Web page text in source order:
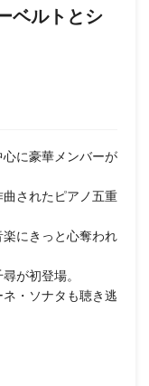
ベルトとシ
に豪華メンバーが
されたピアノ五重
にきっと心奪われ
が初登場。
・ソナタも聴き逃